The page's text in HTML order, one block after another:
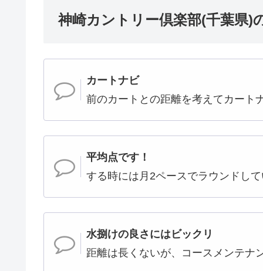
神崎カントリー倶楽部(千葉県)
カートナビ
前のカートとの距離を考えてカート
平均点です！
する時には月2ペースでラウンドして
水捌けの良さにはビックリ
距離は長くないが、コースメンテナ